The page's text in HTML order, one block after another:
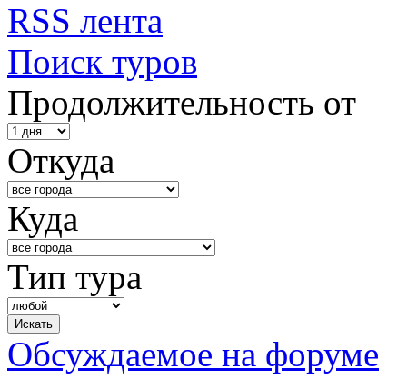
RSS лента
Поиск туров
Продолжительность от
Откуда
Куда
Тип тура
Обсуждаемое на форуме